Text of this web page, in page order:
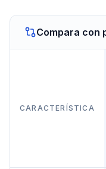
Compara con
CARACTERÍSTICA